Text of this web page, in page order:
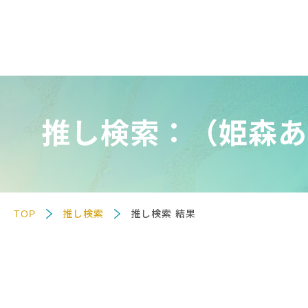
推し検索：（姫森
TOP 推し検索 推し検索 結果